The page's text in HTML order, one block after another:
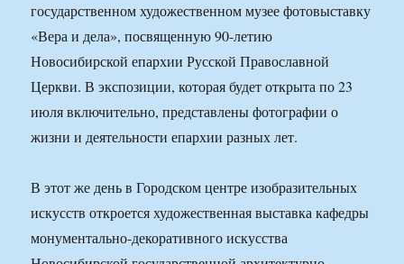
государственном художественном музее фотовыставку
«Вера и дела», посвященную 90-летию
Новосибирской епархии Русской Православной
Церкви. В экспозиции, которая будет открыта по 23
июля включительно, представлены фотографии о
жизни и деятельности епархии разных лет.
В этот же день в Городском центре изобразительных
искусств откроется художественная выставка кафедры
монументально-декоративного искусства